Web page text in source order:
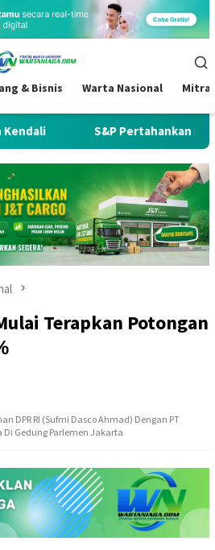
& Bisnis Warta Nasional Mitra
Pertahankan Rating Kredit
Terapkan Potongan
DPR RI (Sufmi Dasco Ahmad) Dengan PT
Di Gedung Parlemen Jakarta